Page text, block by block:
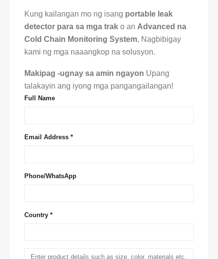
Kung kailangan mo ng isang portable leak
detector para sa mga trak o an Advanced na
Cold Chain Monitoring System, Nagbibigay
kami ng mga naaangkop na solusyon.
Makipag -ugnay sa amin ngayon Upang
talakayin ang iyong mga pangangailangan!
Full Name
Email Address *
Phone/WhatsApp
Country *